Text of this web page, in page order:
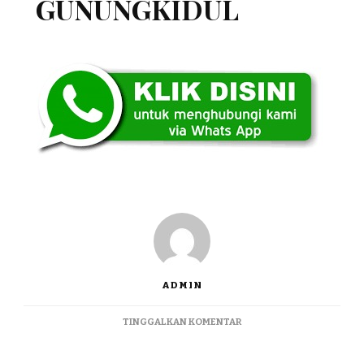
GUNUNGKIDUL
ADMIN
TINGGALKAN KOMENTARPADA